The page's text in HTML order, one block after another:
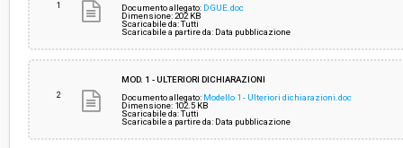
Responsabile attuale:
CENTRALE UNICA DI COMMITTENZA TRA I
CARRARA, AULLA E MONTIGNOSO
1
Documento allegato: DGUE.doc
Dimensione: 202 KB
Scaricabile da: Tutti
Scaricabile a partire da: Data pubblicazione
2
MOD. 1 - ULTERIORI DICHIARAZIONI
Documento allegato: Modello 1 - Ulteriori dichiarazioni.doc
Dimensione: 102.5 KB
Scaricabile da: Tutti
Scaricabile a partire da: Data pubblicazione